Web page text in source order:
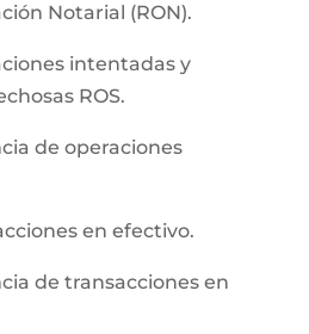
Notarial (RON).
intentadas y
ROS.
de operaciones
en efectivo.
de transacciones en